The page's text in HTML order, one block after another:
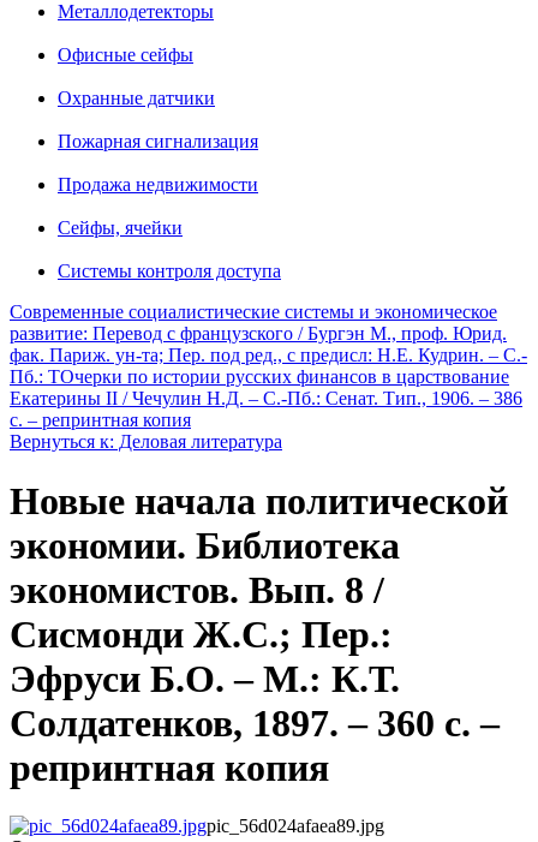
Металлодетекторы
Офисные сейфы
Охранные датчики
Пожарная сигнализация
Продажа недвижимости
Сейфы, ячейки
Системы контроля доступа
Современные социалистические системы и экономическое
развитие: Перевод с французского / Бургэн М., проф. Юрид.
фак. Париж. ун-та; Пер. под ред., с предисл: Н.Е. Кудрин. – С.-
Пб.: ТОчерки по истории русских финансов в царствование
Екатерины II / Чечулин Н.Д. – С.-Пб.: Сенат. Тип., 1906. – 386
с. – репринтная копия
Вернуться к: Деловая литература
Новые начала политической
экономии. Библиотека
экономистов. Вып. 8 /
Сисмонди Ж.С.; Пер.:
Эфруси Б.О. – М.: К.Т.
Солдатенков, 1897. – 360 c. –
репринтная копия
pic_56d024afaea89.jpg